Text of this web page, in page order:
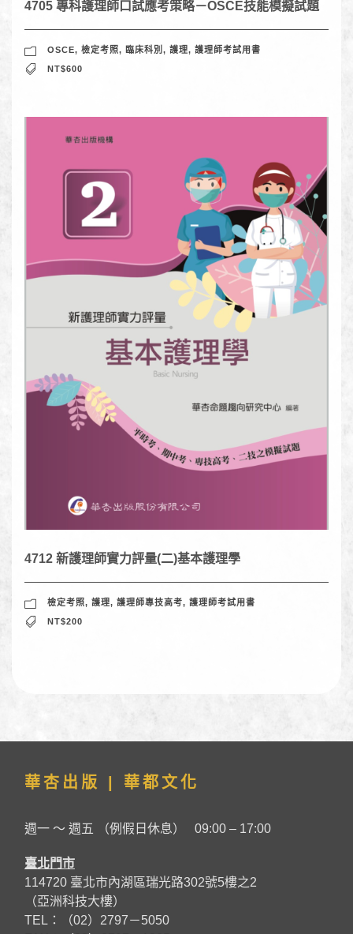
4705 專科護理師口試應考策略－OSCE技能模擬試題
OSCE, 檢定考照, 臨床科別 , 護理, 護理師考試用書
NT$600
4712 新護理師實力評量(二)基本護理學
檢定考照, 護理, 護理師專技高考, 護理師考試用書
NT$200
華杏出版 | 華都文化
週一 ～ 週五 （例假日休息） 09:00 – 17:00
臺北門市
114720 臺北市內湖區瑞光路302號5樓之2
（亞洲科技大樓）
TEL：（02）2797－5050